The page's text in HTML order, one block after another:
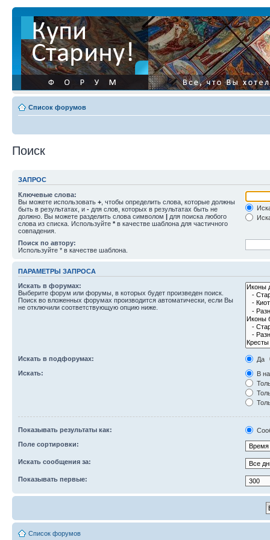
Список форумов
Поиск
ЗАПРОС
Ключевые слова:
Вы можете использовать + , чтобы определить слова, которые должны
быть в результатах, и - для слов, которых в результатах быть не
должно. Вы можете разделить слова символом | для поиска любого
слова из списка. Используйте * в качестве шаблона для частичного
совпадения.
Поиск по автору:
Используйте * в качестве шаблона.
ПАРАМЕТРЫ ЗАПРОСА
Искать в форумах:
Выберите форум или форумы, в которых будет произведен поиск.
Поиск во вложенных форумах производится автоматически, если Вы
не отключили соответствующую опцию ниже.
Искать в подфорумах:
Да
Искать:
В
Показывать результаты как:
Поле сортировки:
Искать сообщения за:
Показывать первые:
Список форумов